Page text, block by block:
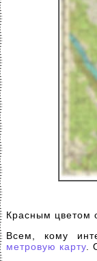
Красным цветом
Всем, кому
метровую карту .